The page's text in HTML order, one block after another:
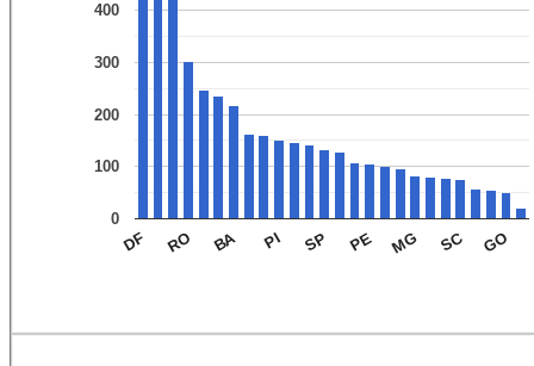
DF RO BA PI SP PE MG SC GO
0
100
200
300
400